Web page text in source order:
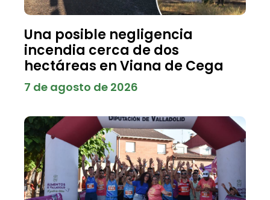
Una posible negligencia
incendia cerca de dos
hectáreas en Viana de Cega
7 de agosto de 2026